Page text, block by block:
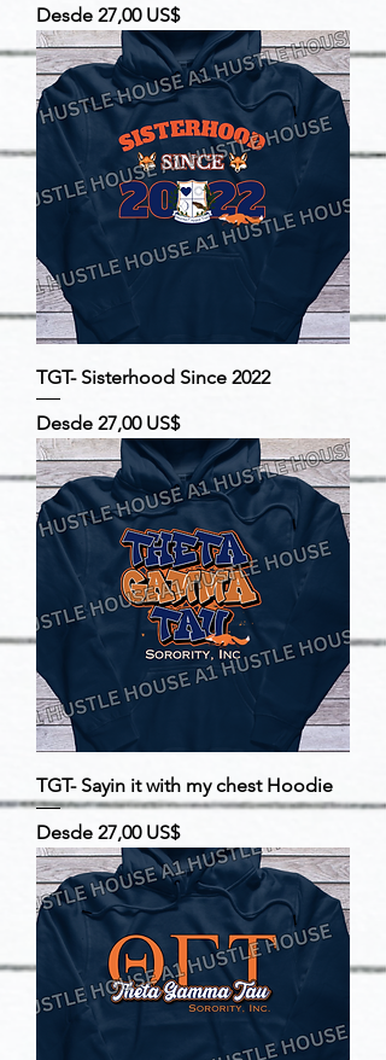
Desde 27,00 US$
Precio de oferta
TGT- Sisterhood Since 2022
Desde 27,00 US$
Precio de oferta
TGT- Sayin it with my chest Hoodie
Desde 27,00 US$
Precio de oferta